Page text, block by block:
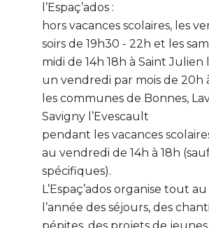
l’Espaç’ados :
hors vacances scolaires, les
soirs de 19h30 - 22h et les
midi de 14h 18h à Saint Julien
un vendredi par mois de 20h
les communes de Bonnes,
Savigny l’Evescault
pendant les vacances
au vendredi de 14h à 18h
spécifiques).
L’Espaç’ados organise tout
l’année des séjours, des